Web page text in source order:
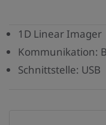
1D Linear Imager
Kommunikation:
Schnittstelle: USB